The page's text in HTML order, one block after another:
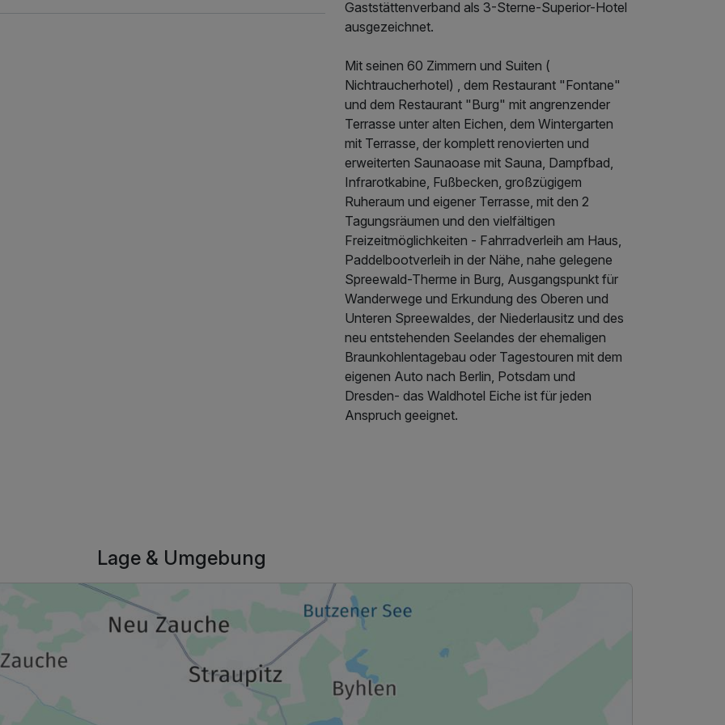
603,00 €
Gaststättenverband als 3-Sterne-Superior-Hotel
ausgezeichnet.
Mit seinen 60 Zimmern und Suiten (
Nichtraucherhotel) , dem Restaurant "Fontane"
und dem Restaurant "Burg" mit angrenzender
Terrasse unter alten Eichen, dem Wintergarten
mit Terrasse, der komplett renovierten und
erweiterten Saunaoase mit Sauna, Dampfbad,
Infrarotkabine, Fußbecken, großzügigem
Ruheraum und eigener Terrasse, mit den 2
Tagungsräumen und den vielfältigen
Freizeitmöglichkeiten - Fahrradverleih am Haus,
Paddelbootverleih in der Nähe, nahe gelegene
Spreewald-Therme in Burg, Ausgangspunkt für
Wanderwege und Erkundung des Oberen und
Unteren Spreewaldes, der Niederlausitz und des
neu entstehenden Seelandes der ehemaligen
Braunkohlentagebau oder Tagestouren mit dem
eigenen Auto nach Berlin, Potsdam und
Dresden- das Waldhotel Eiche ist für jeden
Anspruch geeignet.
Lage & Umgebung